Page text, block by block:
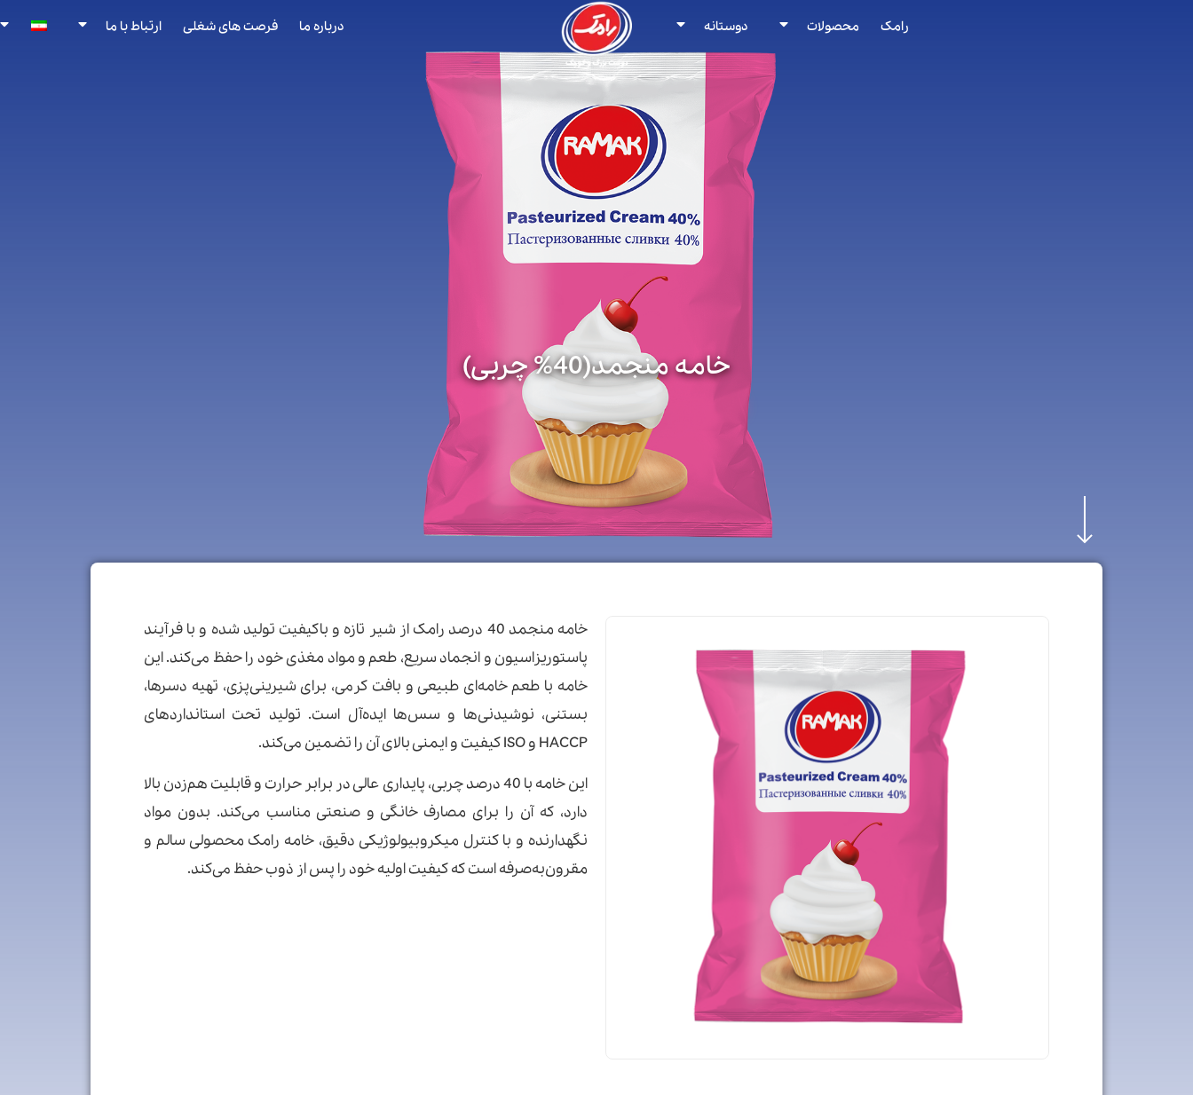
درباره ما فرصت های شغلی ارتباط با ما رامک محصولات دوستانه
خامه منجمد(40% چربی)
خامه منجمد 40 درصد رامک از شیر تازه و باکیفیت تولید شده و با فرآیند
پاستوریزاسیون و انجماد سریع، طعم و مواد مغذی خود را حفظ می‌کند. این
خامه با طعم خامه‌ای طبیعی و بافت کرمی، برای شیرینی‌پزی، تهیه دسرها،
بستنی، نوشیدنی‌ها و سس‌ها ایده‌آل است. تولید تحت استانداردهای
HACCP و ISO کیفیت و ایمنی بالای آن را تضمین می‌کند.
این خامه با 40 درصد چربی، پایداری عالی در برابر حرارت و قابلیت هم‌زدن بالا
دارد، که آن را برای مصارف خانگی و صنعتی مناسب می‌کند. بدون مواد
نگهدارنده و با کنترل میکروبیولوژیکی دقیق، خامه رامک محصولی سالم و
مقرون‌به‌صرفه است که کیفیت اولیه خود را پس از ذوب حفظ می‌کند.